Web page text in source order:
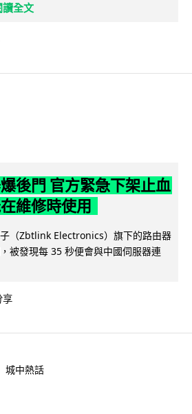
讀全文
後門 官方緊急下架止血
維修時使用
（Zbtlink Electronics）旗下的路由器
被發現每 35 秒便會與中國伺服器連
享
城中熱話